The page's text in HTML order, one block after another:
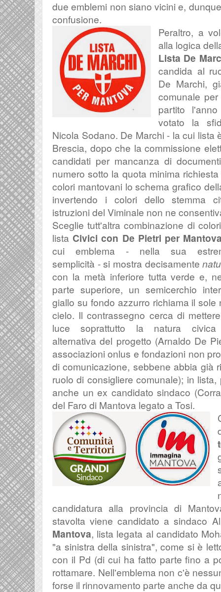
due emblemi non siano vicini e,
confusione.
Peraltro, a
alla logica
Lista De
candida al
De Marchi,
comunale
partito
votato la
Nicola Sodano. De Marchi - la cui lista
Brescia, dopo che la commissione
candidati per mancanza di
numero sotto la quota minima
colori mantovani lo schema grafico
invertendo i colori dello stemma
istruzioni del Viminale non ne
Sceglie tutt'altra combinazione di
lista Civici con De Pietri per
cui emblema - nella sua
semplicità - si mostra decisamente
con la metà inferiore tutta verde e,
parte superiore, un semicerchio
giallo su fondo azzurro richiama il sole
cielo. Il contrassegno cerca di
luce soprattutto la natura
alternativa del progetto (Arnaldo De
associazioni onlus e fondazioni non
di comunicazione, sebbene abbia già
ruolo di consigliere comunale); in lista,
anche un ex candidato sindaco
del Faro di Mantova legato a Tosi.
candidatura alla provincia di
stavolta viene candidato a sindaco
Mantova, lista legata al candidato
"a sinistra della sinistra", come si è
con il Pd (di cui ha fatto parte fino a
rottamare. Nell'emblema non c'è
forse il rinnovamento parte anche da